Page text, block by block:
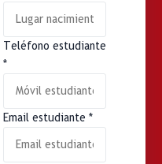
Teléfono estudiante
*
Email estudiante *